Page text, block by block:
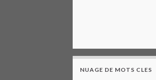
NUAGE DE MOTS CLES